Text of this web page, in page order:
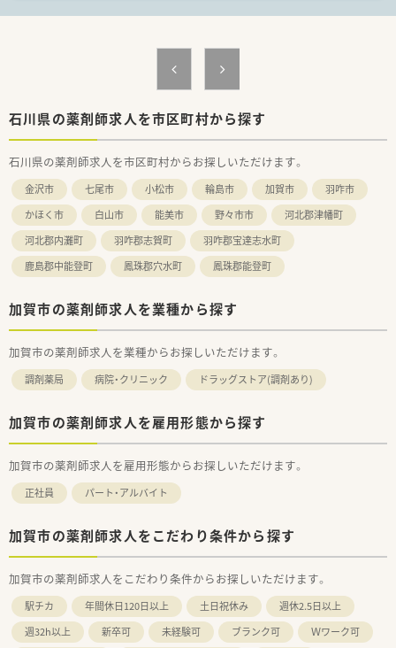
石川県の薬剤師求人を市区町村から探す
石川県の薬剤師求人を市区町村からお探しいただけます。
金沢市 七尾市 小松市 輪島市 加賀市
羽咋市
かほく市
白山市 能美市 野々市市
河北郡津幡町
河北郡内灘町
羽咋郡志賀町
羽咋郡宝達志水町
鹿島郡中能登町
鳳珠郡穴水町 鳳珠郡能登町
加賀市の薬剤師求人を業種から探す
加賀市の薬剤師求人を業種からお探しいただけます。
調剤薬局 病院・クリニック ドラッグストア(調剤あり)
加賀市の薬剤師求人を雇用形態から探す
加賀市の薬剤師求人を雇用形態からお探しいただけます。
正社員 パート・アルバイト
加賀市の薬剤師求人をこだわり条件から探す
加賀市の薬剤師求人をこだわり条件からお探しいただけます。
駅チカ 年間休日120日以上 土日祝休み
週休2.5日以上
週32h以上
新卒可 未経験可 ブランク可
Ｗワーク可